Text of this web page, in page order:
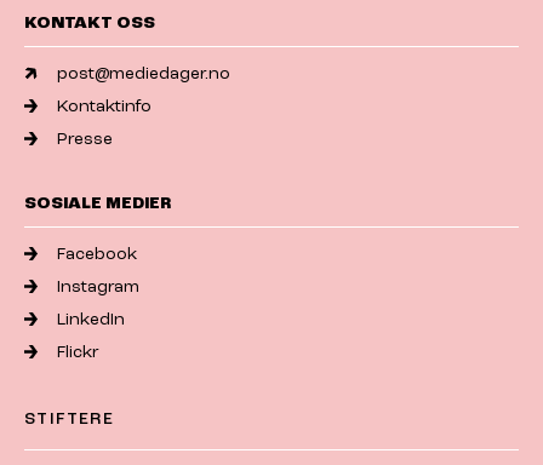
KONTAKT OSS
post@mediedager.no
Kontaktinfo
Presse
SOSIALE MEDIER
Facebook
Instagram
LinkedIn
Flickr
STIFTERE